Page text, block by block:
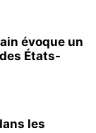
évoque un
États-
les